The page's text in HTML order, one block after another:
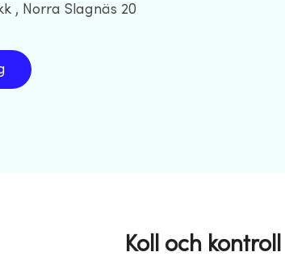
, Norra Slagnäs 20
Koll och